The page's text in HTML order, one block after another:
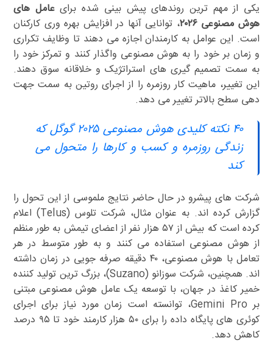
یکی از مهم ترین روندهای پیش بینی شده برایعامل های
هوش مصنوعی ۲۰۲۶
، توانایی آنها در افزایش بهره وری کارکنان
است. این عوامل به کارمندان اجازه می دهند تا وظایف تکراری
و زمان بر خود را به هوش مصنوعی واگذار کنند و تمرکز خود را
به سمت تصمیم گیری های استراتژیک و خلاقانه سوق دهند.
این تغییر، ماهیت کار روزمره را از اجرای روتین به سمت جهت
دهی سطح بالاتر تغییر می دهد.
۴۰ نکته کلیدی هوش مصنوعی ۲۰۲۵ گوگل که
زندگی روزمره و کسب و کارها را متحول می
کند
شرکت های پیشرو در حال حاضر نتایج ملموسی از این تحول را
گزارش کرده اند. به عنوان مثال، شرکت تلوس (Telus) اعلام
کرده است که بیش از ۵۷ هزار نفر از اعضای تیمش به طور منظم
از هوش مصنوعی استفاده می کنند و به طور متوسط در هر
تعامل با هوش مصنوعی، ۴۰ دقیقه صرفه جویی در زمان داشته
اند. همچنین، شرکت سوزانو (Suzano)، بزرگ ترین تولید کننده
خمیر کاغذ در جهان، با توسعه یک عامل هوش مصنوعی مبتنی
بر Gemini Pro، توانسته است زمان مورد نیاز برای اجرای
کوئری های پایگاه داده را برای ۵۰ هزار کارمند خود تا ۹۵ درصد
کاهش دهد.